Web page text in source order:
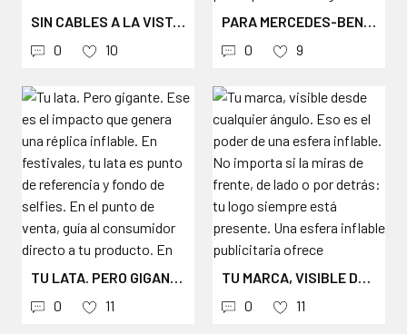
SIN CABLES A LA VISTA. SIN TRUCOS. SOLO AIRE E INGENIERÍA. 🌬️⚽ MASCOTAS MUNDIALISTAS GIGANTES FLOTANDO EN CENTROS COMERCIALES — INSTALACIÓN LIMPIA, SEGURA Y LISTA PARA MILLONES DE FOTOS. DISEÑO + FABRICACIÓN + INSTALACIÓN: AEROINFLABLES. #MUNDIAL2026 #INFLATABLEART #AEROINFLABLES #RETAILACTIVATION #WORLDCUP
0
10
PARA MERCEDES-BENZ CREAMOS ESTA SERIE DE ESCULTURAS INFLABLES MONUMENTALES EN CAMPO MARTE: FORMAS ORGÁNICAS INTERVENIDAS CON TRAZOS INSPIRADOS EN LA ICONOGRAFÍA PREHISPÁNICA, DIALOGANDO CON UN CLÁSICO ATEMPORAL. CADA PIEZA FUE DISEÑADA, CONFECCIONADA Y FABRICADA POR NUESTRO EQUIPO — DEL RENDER AL AIRE. ESCENOGRAFÍA INFLABLE DE GRAN FORMATO PARA MARCAS QUE QUIEREN DESTACAR. 📍 CAMPO MARTE, CDMX ✉️ COTIZA TU PROYECTO EN EL LINK DE LA BIO #AEROINFLABLES #ARTEINFLABLE #MERCEDESBENZ #CAMPOMARTE #INFLATABLEART #BRANDACTIVATION #EVENTDESIGN #ESCENOGRAFÍA #CDMX
0
9
TU LATA. PERO GIGANTE. ESE ES EL IMPACTO QUE GENERA UNA RÉPLICA INFLABLE. EN FESTIVALES, TU LATA ES PUNTO DE REFERENCIA Y FONDO DE SELFIES. EN EL PUNTO DE VENTA, GUÍA AL CONSUMIDOR DIRECTO A TU PRODUCTO. EN EVENTOS DEPORTIVOS, ES LA PRESENCIA DE TU MARCA QUE NADIE IGNORA. EN AEROINFLABLES FABRICAMOS LATAS INFLABLES 100% PERSONALIZADAS CON IMPRESIÓN DIGITAL QUE REPLICA FIELMENTE CADA DETALLE DE TU PRODUCTO. COLORES EXACTOS, TIPOGRAFÍA, LOGO Y PROPORCIONES PERFECTAS. CADA LATA INCLUYE MOTOR ELÉCTRICO, ILUMINACIÓN LED PARA EVENTOS NOCTURNOS Y ESTUCHE DE TRANSPORTE. DESDE 2 METROS PARA PDV HASTA 6+ METROS PARA FESTIVALES. MÁS DE 40 AÑOS FABRICANDO INFLABLES PARA LAS MARCAS DE BEBIDAS MÁS EXIGENTES DE COLOMBIA, MÉXICO Y PANAMÁ. PON TU PRODUCTO EN GRANDE. #LATASINFLABLES #LATAINFLABLE #REPLICAINFLABLE #INFLABLECONMOTOR #LATAGIGANTE #INFLABLESPUBLICITARIOS #MARKETINGEXPERIENCIAL #ACTIVACIONDEMARCA #BRANDACTIVATION #EVENTMARKETING #FESTIVALESDEMÚSICA #PUBLICIDADDEBEBIDAS #MARKETINGBTL #TRADEMARKETING #PUNTODEVENTA #EVENTOSDEPORTIVOS #CERVEZAMARKETING #LANZAMIENTODEPRODUCTO #REPLICAGIGANTE #MADEINCOLOMBIA #PUBLICIDADCREATIVA #INFLABLESCONMOTOR #FESTIVALMARKETING #PATROCINIODEMARCA #ACTIVACIONBTL #RETAILMARKETING #FABRICADEINFLABLES #AEROINFLABLES #DISENOPUBLICITARIO #BRANDEXPERIENCE
0
11
TU MARCA, VISIBLE DESDE CUALQUIER ÁNGULO. ESO ES EL PODER DE UNA ESFERA INFLABLE. NO IMPORTA SI LA MIRAS DE FRENTE, DE LADO O POR DETRÁS: TU LOGO SIEMPRE ESTÁ PRESENTE. UNA ESFERA INFLABLE PUBLICITARIA OFRECE VISIBILIDAD DE 360 GRADOS QUE NINGÚN BANNER O PENDÓN PUEDE IGUALAR. EN AEROINFLABLES FABRICAMOS ESFERAS INFLABLES 100% PERSONALIZADAS CON IMPRESIÓN DIGITAL FULL COLOR EN TODA LA SUPERFICIE. SIN DISTORSIÓN. CON ILUMINACIÓN LED INTERNA PARA EVENTOS NOCTURNOS Y MATERIALES RESISTENTES A UV, LLUVIA Y VIENTO. IDEALES PARA ACTIVACIONES BTL, EVENTOS DEPORTIVOS, FERIAS, LANZAMIENTOS Y CENTROS COMERCIALES. SE INFLAN EN MINUTOS CON EL MOTOR INCLUIDO Y SE GUARDAN EN SU ESTUCHE. MÁS DE 40 AÑOS FABRICANDO INFLABLES PARA LAS MARCAS MÁS EXIGENTES DE COLOMBIA, MÉXICO Y PANAMÁ. TU PRÓXIMO EVENTO MERECE VISIBILIDAD TOTAL. COTIZA EN EL LINK DE LA BIO. #ESFERASINFLABLES #ESFERAINFLABLE #ESFERAPUBLICITARIA #INFLABLECONMOTOR #ESFERAGIGANTE #INFLABLESPUBLICITARIOS #MARKETINGEXPERIENCIAL #ACTIVACIONDEMARCA #BRANDACTIVATION #EVENTMARKETING #FERIASYEXPOSICIONES #PUBLICIDADEXTERIOR #MARKETINGBTL #VISIBILIDAD360 #EVENTOSCORPORATIVOS #EVENTOSDEPORTIVOS #LANZAMIENTODEPRODUCTO #PROMOCIONDEEVENTOS #INFLABLESCONMOTOR #MADEINCOLOMBIA #PUBLICIDADCREATIVA #INFLATABLESPHERE #EVENTDECOR #STANDDEEXPOSICION #ACTIVACIONBTL #CENTROCOMERCIAL #FABRICADEINFLABLES #AEROINFLABLES #DISENOPUBLICITARIO #BRANDEXPERIENCE
0
11